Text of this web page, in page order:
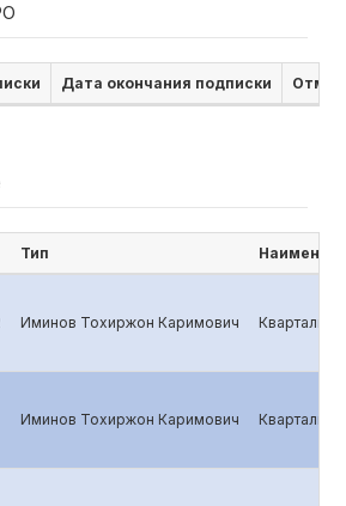
Дата окончания подписки
Тип
Иминов Тохиржон Каримович
Иминов Тохиржон Каримович